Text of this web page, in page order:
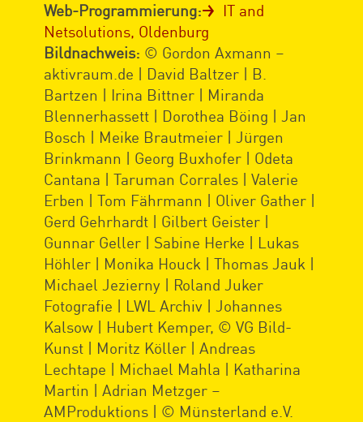
Web-Programmierung:
IT and
Netsolutions, Oldenburg
Bildnachweis: © Gordon Axmann –
aktivraum.de | David Baltzer | B.
Bartzen | Irina Bittner | Miranda
Blennerhassett | Dorothea Böing | Jan
Bosch | Meike Brautmeier | Jürgen
Brinkmann | Georg Buxhofer | Odeta
Cantana | Taruman Corrales | Valerie
Erben | Tom Fährmann | Oliver Gather |
Gerd Gehrhardt | Gilbert Geister |
Gunnar Geller | Sabine Herke | Lukas
Höhler | Monika Houck | Thomas Jauk |
Michael Jezierny | Roland Juker
Fotografie | LWL Archiv | Johannes
Kalsow | Hubert Kemper, © VG Bild-
Kunst | Moritz Köller | Andreas
Lechtape | Michael Mahla | Katharina
Martin | Adrian Metzger –
AMProduktions | © Münsterland e.V.